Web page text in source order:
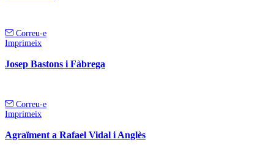
Correu-e
Imprimeix
Josep Bastons i Fàbrega
Correu-e
Imprimeix
Agraïment a Rafael Vidal i Anglès